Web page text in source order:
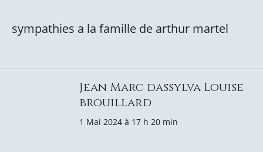
sympathies a la famille de arthur martel
Jean Marc dassylva Louise
brouillard
1 Mai 2024 à 17 h 20 min